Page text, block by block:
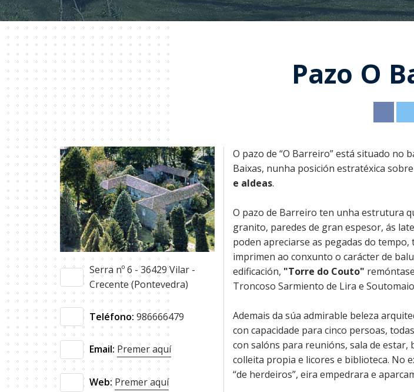
Pazo O
Serra nº 6 - 36429 Vilar -
Crecente (Pontevedra)
Teléfono: 986666479
Email: Premer aquí
Web: Premer aquí
O pazo de “O Barreiro” está situado no
Baixas, nunha posición estratéxica
e aldeas.
O pazo de Barreiro ten unha estrutura
granito, paredes de gran espesor, ás
poden apreciarse as pegadas do
imprimen ao conxunto o carácter de
edificación, "Torre do Couto"
Troncoso Sarmiento de Lira e
Ademais da súa admirable beleza
con capacidade para cinco persoas,
con salóns para reunións, sala de
colleita propia e licores e biblioteca. No
“de herdeiros”, eira empedrara e